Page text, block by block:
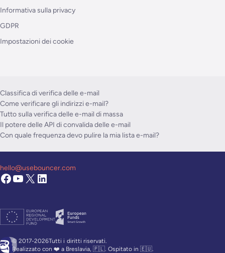
Informativa sulla privacy
GDPR
Impostazioni dei cookie
Classifica di verifica delle e-mail
Come verificare gli indirizzi e-mail?
Tutto sulla verifica delle e-mail di massa
Il potere delle API di convalida delle e-mail
Con quale frequenza devo pulire la mia lista e-mail?
© 2017-2026Tutti i diritti riservati.
Realizzato con ❤️ a Breslavia, 🇵🇱. Ospitato in 🇪🇺.
hello@usebouncer.com